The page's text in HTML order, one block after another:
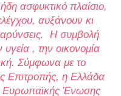
ασφυκτικό πλαίσιο,
αυξάνουν κι
Η συμβολή
, την οικονομία
Σύμφωνα με το
Επιτροπής, η Ελλάδα
Ευρωπαϊκής Ένωσης